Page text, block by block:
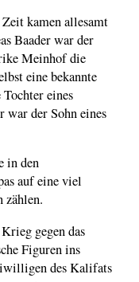
kamen allesamt
Baader war der
Meinhof die
eine bekannte
eines
war der Sohn eines
in den
auf eine viel
zählen.
gegen das
Figuren ins
des Kalifats